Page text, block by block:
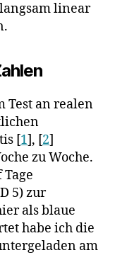
linear
Test an realen
[1], [2]
zu Woche.
5) zur
als blaue
habe ich die
am